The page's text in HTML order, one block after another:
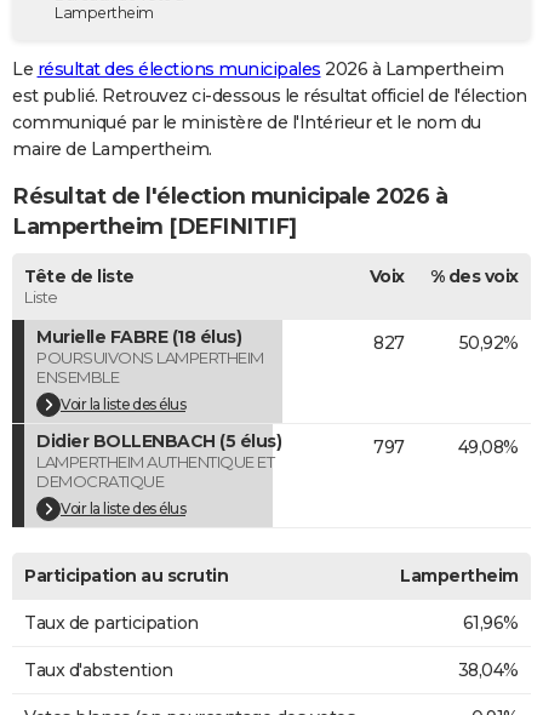
Destinations
City break
Voyage nature
Voyage de noces
Forum
GUIDES D'ACHAT
BONS PLANS
Carte de Noël
Carte Bonne année
Carte Saint-Valentin
Carte Pâques
Carte d'anniversaire
DICTIONNAIRE
Dictionnaire
Biographies
Citations
Expressions
Proverbes
PROGRAMME TV
COPAINS D'AVANT
S'inscrire
Se connecter
Lycées
Collèges
Primaires
Universités
Entreprises
Service militaire
Avis de recherche
AVIS DE DÉCÈS
FORUM
Bricolage
Lifestyle
Culture
Sport
Auto
Television
Voyage
Cinema
Lampertheim
Le résultat des élections municipales 2026 à Lampertheim
est publié. Retrouvez ci-dessous le résultat officiel de l'élection
communiqué par le ministère de l'Intérieur et le nom du
maire de Lampertheim.
Résultat de l'élection municipale 2026 à
Lampertheim [DEFINITIF]
Tête de liste
Liste
Voix % des voix
Murielle FABRE (18 élus)
POURSUIVONS LAMPERTHEIM
ENSEMBLE
Voir la liste des élus
827 50,92%
Didier BOLLENBACH (5 élus)
LAMPERTHEIM AUTHENTIQUE ET
DEMOCRATIQUE
Voir la liste des élus
797 49,08%
Participation au scrutin Lampertheim
Taux de participation 61,96%
Taux d'abstention 38,04%